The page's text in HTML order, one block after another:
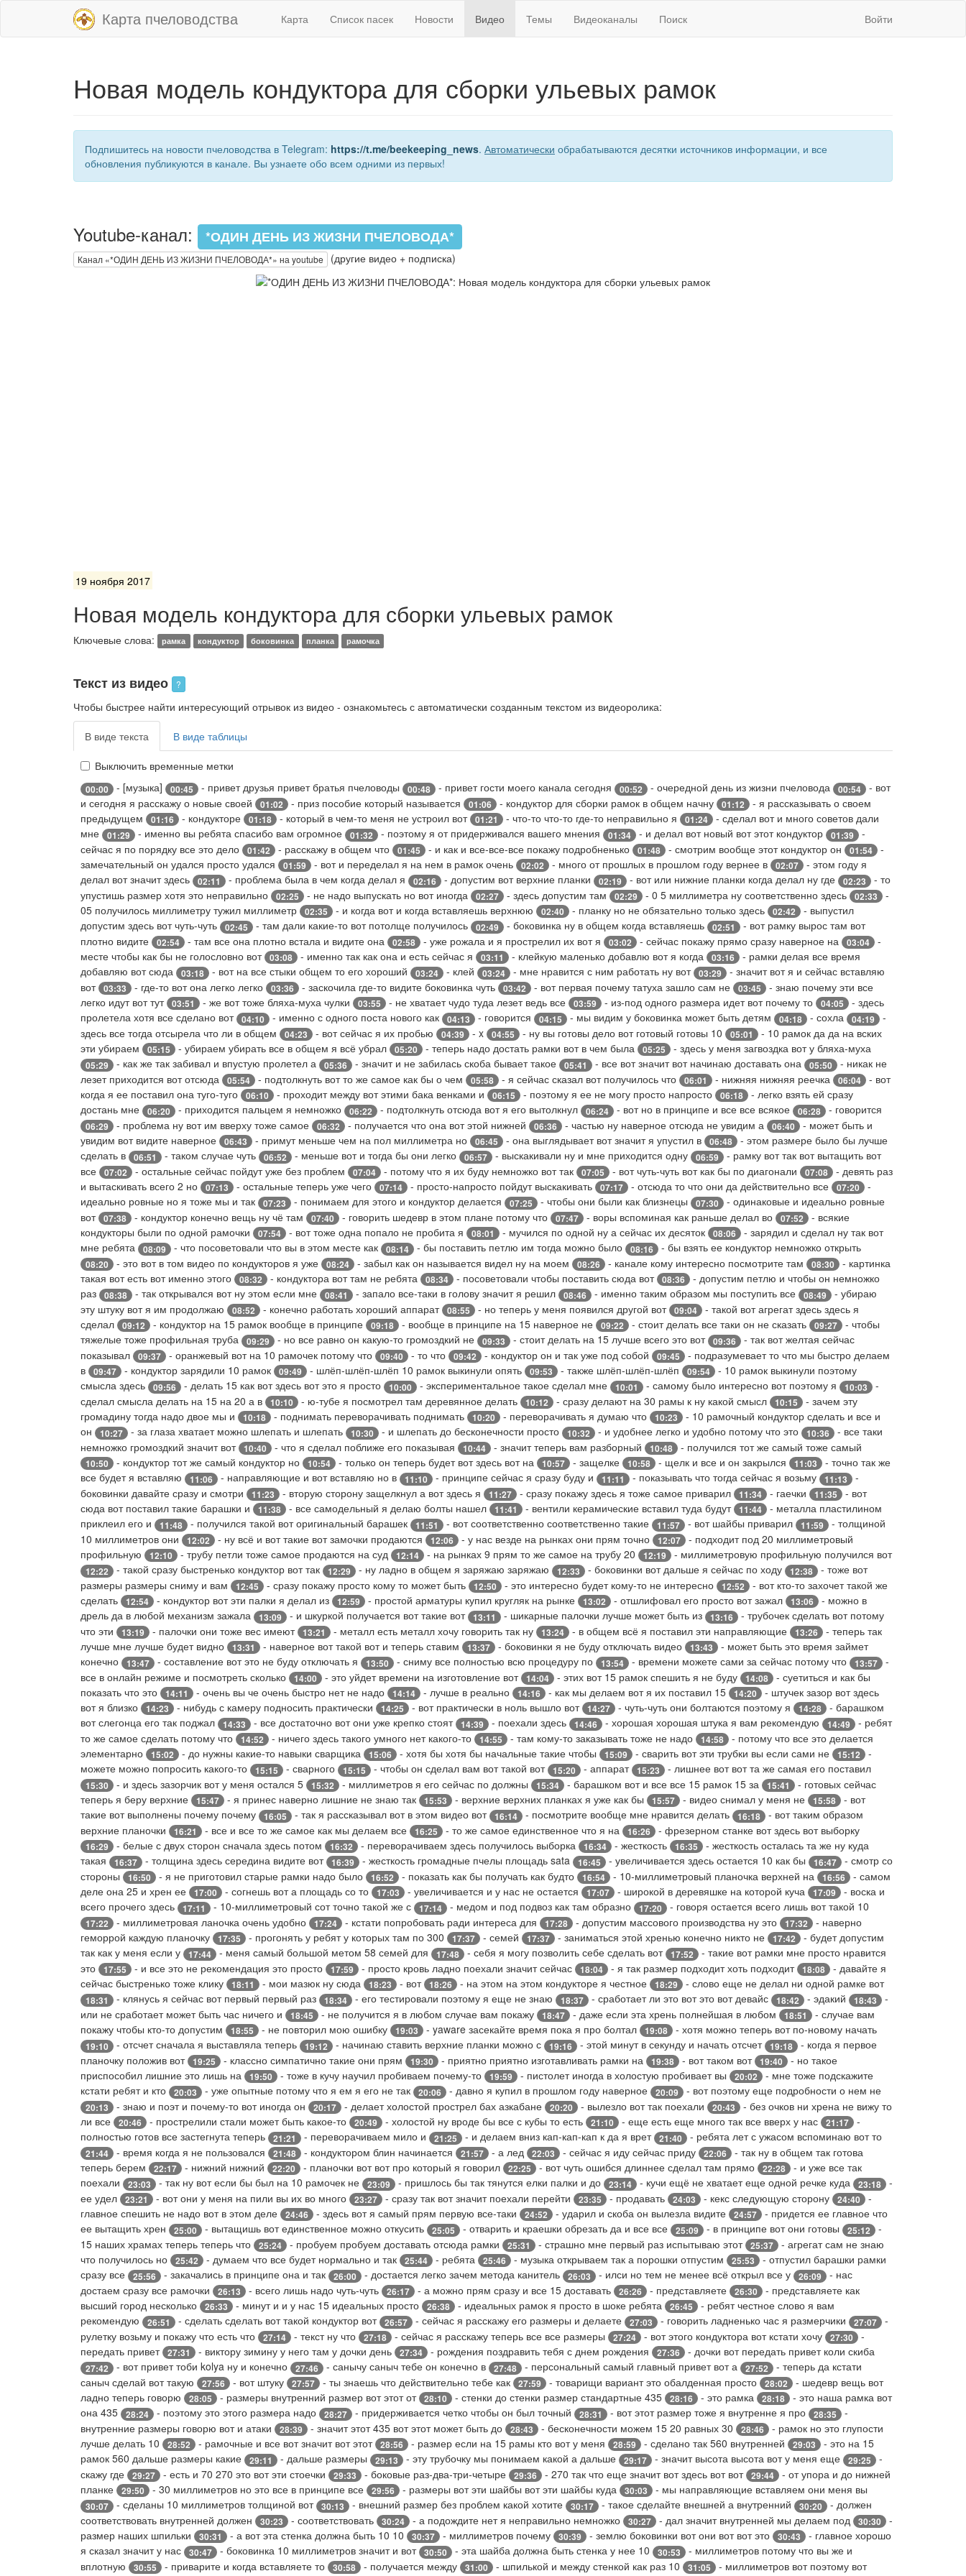
Карта пчеловодства Карта Список пасек Новости Видео Темы Видеоканалы Поиск Войти
Новая модель кондуктора для сборки ульевых рамок
Подпишитесь на новости пчеловодства в Telegram: https://t.me/beekeeping_news. Автоматически обрабатываются десятки источников информации, и все
обновления публикуются в канале. Вы узнаете обо всем одними из первых!
Youtube-канал: *ОДИН ДЕНЬ ИЗ ЖИЗНИ ПЧЕЛОВОДА*
Канал «*ОДИН ДЕНЬ ИЗ ЖИЗНИ ПЧЕЛОВОДА*» на youtube (другие видео + подписка)
19 ноября 2017
Новая модель кондуктора для сборки ульевых рамок
Ключевые слова: рамка кондуктор боковинка планка рамочка
Текст из видео ?
Чтобы быстрее найти интересующий отрывок из видео - ознакомьтесь с автоматически созданным текстом из видеоролика:
В виде текста В виде таблицы
Выключить временные метки
00:00 - [музыка] 00:45 - привет друзья привет братья пчеловоды 00:48 - привет гости моего канала сегодня 00:52 - очередной день из жизни пчеловода 00:54
- вот
и сегодня я расскажу о новые своей
01:02 - приз пособие который называется 01:06 - кондуктор для сборки рамок в общем начну 01:12
- я рассказывать о своем
предыдущем
01:16 - кондукторе 01:18 - который в чем-то меня не устроил вот 01:21 - что-то что-то где-то неправильно я 01:24
- сделал вот и много советов дали
мне
01:29 - именно вы ребята спасибо вам огромное 01:32 - поэтому я от придерживался вашего мнения 01:34 - и делал вот новый вот этот кондуктор 01:39
-
сейчас я по порядку все это дело
01:42 - расскажу в общем что 01:45 - и как и все-все-все покажу подробненько 01:48 - смотрим вообще этот кондуктор он 01:54
-
замечательный он удался просто удался
01:59 - вот и переделал я на нем в рамок очень 02:02 - много от прошлых в прошлом году вернее в 02:07
- этом году я
делал вот значит здесь
02:11 - проблема была в чем когда делал я 02:16 - допустим вот верхние планки 02:19 - вот или нижние планки когда делал ну где 02:23
- то
упустишь размер хотя это неправильно
02:25 - не надо выпускать но вот иногда 02:27 - здесь допустим там 02:29 - 0 5 миллиметра ну соответственно здесь 02:33
-
05 получилось миллиметру тужил миллиметр
02:35 - и когда вот и когда вставляешь верхнюю 02:40 - планку но не обязательно только здесь 02:42
- выпустил
допустим здесь вот чуть-чуть
02:45 - там дали какие-то вот потолще получилось 02:49 - боковинка ну в общем когда вставляешь 02:51
- вот рамку вырос там вот
плотно видите
02:54 - там все она плотно встала и видите она 02:58 - уже рожала и я прострелил их вот я 03:02 - сейчас покажу прямо сразу наверное на 03:04
-
месте чтобы как бы не голословно вот 03:08 - именно так как она и есть сейчас я 03:11 - клейкую маленько добавлю вот я когда 03:16
- рамки делая все время
добавляю вот сюда
03:18 - вот на все стыки общем то его хороший 03:24 - клей 03:24 - мне нравится с ним работать ну вот 03:29
- значит вот я и сейчас вставляю
вот 03:33 - где-то вот она легко легко 03:36 - заскочила где-то видите боковинка чуть 03:42 - вот первая почему татуха зашло сам не 03:45
- знаю почему эти все
легко идут вот тут 03:51 - же вот тоже бляха-муха чулки 03:55 - не хватает чудо туда лезет ведь все 03:59 - из-под одного размера идет вот почему то 04:05
- здесь
пролетела хотя все сделано вот 04:10 - именно с одного поста нового как 04:13 - говорится 04:15 - мы видим у боковинка может быть детям 04:18 - сохла 04:19
-
здесь все тогда отсырела что ли в общем
04:23 - вот сейчас я их пробью 04:39 - x 04:55 - ну вы готовы дело вот готовый готовы 10 05:01
- 10 рамок да да на вских
эти убираем
05:15 - убираем убирать все в общем я всё убрал 05:20 - теперь надо достать рамки вот в чем была 05:25 - здесь у меня загвоздка вот у бляха-муха
05:29 - как же так забивал и впустую пролетел а 05:36 - значит и не забилась скоба бывает такое 05:41 - все вот значит вот начинаю доставать она 05:50
- никак не
лезет приходится вот отсюда
05:54 - подтолкнуть вот то же самое как бы о чем 05:58 - я сейчас сказал вот получилось что 06:01 - нижняя нижняя реечка 06:04
- вот
когда я ее поставил она туго-туго
06:10 - проходит между вот этими бака венками и 06:15 - поэтому я ее не могу просто напросто 06:18
- легко взять ей сразу
достань мне
06:20 - приходится пальцем я немножко 06:22 - подтолкнуть отсюда вот я его вытолкнул 06:24 - вот но в принципе и все все всякое 06:28 - говорится
06:29 - проблема ну вот им вверху тоже самое 06:32 - получается что она вот этой нижней 06:36 - частью ну наверное отсюда не увидим а 06:40
- может быть и
увидим вот видите наверное
06:43 - примут меньше чем на пол миллиметра но 06:45 - она выглядывает вот значит я упустил в 06:48
- этом размере было бы лучше
сделать в
06:51 - таком случае чуть 06:52 - меньше вот и тогда бы они легко 06:57 - выскакивали ну и мне приходится одну 06:59
- рамку вот так вот вытащить вот
все
07:02 - остальные сейчас пойдут уже без проблем 07:04 - потому что я их буду немножко вот так 07:05 - вот чуть-чуть вот как бы по диагонали 07:08
- девять раз
и вытаскивать всего 2 но
07:13 - остальные теперь уже чего 07:14 - просто-напросто пойдут выскакивать 07:17 - отсюда то что они да действительно все 07:20
-
идеально ровные но я тоже мы и так
07:23 - понимаем для этого и кондуктор делается 07:25 - чтобы они были как близнецы 07:30
- одинаковые и идеально ровные
вот 07:38 - кондуктор конечно вещь ну чё там 07:40 - говорить шедевр в этом плане потому что 07:47 - воры вспоминая как раньше делал во 07:52
- всякие
кондукторы были по одной рамочки
07:54 - вот тоже одна попало не пробита я 08:01 - мучился по одной ну а сейчас их десяток 08:06
- зарядил и сделал ну так вот
мне ребята
08:09 - что посоветовали что вы в этом месте как 08:14 - бы поставить петлю им тогда можно было 08:16 - бы взять ее кондуктор немножко открыть
08:20 - это вот в том видео по кондукторов я уже 08:24 - забыл как он называется видел ну на моем 08:26 - канале кому интересно посмотрите там 08:30
- картинка
такая вот есть вот именно этого
08:32 - кондуктора вот там не ребята 08:34 - посоветовали чтобы поставить сюда вот 08:36
- допустим петлю и чтобы он немножко
раз
08:38 - так открывался вот ну этом если мне 08:41 - запало все-таки в голову значит я решил 08:46 - именно таким образом мы поступить все 08:49
- убираю
эту штуку вот я им продолжаю
08:52 - конечно работать хороший аппарат 08:55 - но теперь у меня появился другой вот 09:04
- такой вот агрегат здесь здесь я
сделал
09:12 - кондуктор на 15 рамок вообще в принципе 09:18 - вообще в принципе на 15 наверное не 09:22 - стоит делать все таки он не сказать 09:27
- чтобы
тяжелые тоже профильная труба
09:29 - но все равно он какую-то громоздкий не 09:33 - стоит делать на 15 лучше всего это вот 09:36
- так вот желтая сейчас
показывал
09:37 - оранжевый вот на 10 рамочек потому что 09:40 - то что 09:42 - кондуктор он и так уже под собой 09:45
- подразумевает то что мы быстро делаем
в
09:47 - кондуктор зарядили 10 рамок 09:49 - шлёп-шлёп-шлёп 10 рамок выкинули опять 09:53 - также шлёп-шлёп-шлёп 09:54
- 10 рамок выкинули поэтому
смысла здесь
09:56 - делать 15 как вот здесь вот это я просто 10:00 - экспериментальное такое сделал мне 10:01 - самому было интересно вот поэтому я 10:03
-
сделал смысла делать на 15 на 20 а в
10:10 - ю-тубе я посмотрел там деревянное делать 10:12 - сразу делают на 30 рамы к ну какой смысл 10:15
- зачем эту
громадину тогда надо двое мы и
10:18 - поднимать переворачивать поднимать 10:20 - переворачивать я думаю что 10:23
- 10 рамочный кондуктор сделать и все и
он
10:27 - за глаза хватает можно шлепать и шлепать 10:30 - и шлепать до бесконечности просто 10:32 - и удобнее легко и удобно потому что это 10:36
- все таки
немножко громоздкий значит вот 10:40 - что я сделал поближе его показывая 10:44 - значит теперь вам разборный 10:48 - получился тот же самый тоже самый
10:50 - кондуктор тот же самый кондуктор но 10:54 - только он теперь будет вот здесь вот на 10:57 - защелке 10:58 - щелк и все и он закрылся 11:03
- точно так же
все будет я вставляю
11:06 - направляющие и вот вставляю но в 11:10 - принципе сейчас я сразу буду и 11:11 - показывать что тогда сейчас я возьму 11:13
-
боковинки давайте сразу и смотри
11:23 - вторую сторону защелкнул а вот здесь я 11:27 - сразу покажу здесь я тоже самое приварил 11:34 - гаечки 11:35
- вот
сюда вот поставил такие барашки и
11:38 - все самодельный я делаю болты нашел 11:41 - вентили керамические вставил туда будут 11:44
- металла пластилином
приклеил его и
11:48 - получился такой вот оригинальный барашек 11:51 - вот соответственно соответственно такие 11:57 - вот шайбы приварил 11:59
- толщиной
10 миллиметров они
12:02 - ну всё и вот такие вот замочки продаются 12:06 - у нас везде на рынках они прям точно 12:07
- подходит под 20 миллиметровый
профильную
12:10 - трубу петли тоже самое продаются на суд 12:14 - на рынках 9 прям то же самое на трубу 20 12:19 - миллиметровую профильную получился вот
12:22 - такой сразу быстренько кондуктор вот так 12:29 - ну ладно в общем я заряжаю заряжаю 12:33 - боковинки вот дальше я сейчас по ходу 12:38
- тоже вот
размеры размеры сниму и вам
12:45 - сразу покажу просто кому то может быть 12:50 - это интересно будет кому-то не интересно 12:52
- вот кто-то захочет такой же
сделать
12:54 - кондуктор вот эти палки я делал из 12:59 - простой арматуры купил кругляк на рынке 13:02 - отшлифовал его просто вот зажал 13:06
- можно в
дрель да в любой механизм зажала
13:09 - и шкуркой получается вот такие вот 13:11 - шикарные палочки лучше может быть из 13:16
- трубочек сделать вот потому
что эти
13:19 - палочки они тоже вес имеют 13:21 - металл есть металл хочу говорить так ну 13:24 - в общем всё я поставил эти направляющие 13:26
- теперь так
лучше мне лучше будет видно
13:31 - наверное вот такой вот и теперь ставим 13:37 - боковинки я не буду отключать видео 13:43
- может быть это время займет
конечно
13:47 - составление вот это не буду отключать я 13:50 - сниму все полностью всю процедуру по 13:54 - времени можете сами за сейчас потому что 13:57
-
все в онлайн режиме и посмотреть сколько
14:00 - это уйдет времени на изготовление вот 14:04 - этих вот 15 рамок спешить я не буду 14:08
- суетиться и как бы
показать что это
14:11 - очень вы че очень быстро нет не надо 14:14 - лучше в реально 14:16 - как мы делаем вот я их поставил 15 14:20
- штучек зазор вот здесь
вот я близко
14:23 - нибудь с камеру подносить практически 14:25 - вот практически в ноль вышло вот 14:27 - чуть-чуть они болтаются поэтому я 14:28
- барашком
вот слегонца его так поджал
14:33 - все достаточно вот они уже крепко стоят 14:39 - поехали здесь 14:46 - хорошая хорошая штука я вам рекомендую 14:49
- ребят
то же самое сделать потому что
14:52 - ничего здесь такого умного нет какого-то 14:55 - там кому-то заказывать тоже не надо 14:58
- потому что все это делается
элементарно
15:02 - до нужны какие-то навыки сварщика 15:06 - хотя бы хотя бы начальные такие чтобы 15:09 - сварить вот эти трубки вы если сами не 15:12
-
можете можно попросить какого-то
15:15 - сварного 15:15 - чтобы он сделал вам вот такой вот 15:20 - аппарат 15:23 - лишнее вот вот та же самая его поставил
15:30 - и здесь зазорчик вот у меня остался 5 15:32 - миллиметров я его сейчас по должны 15:34 - барашком вот и все все 15 рамок 15 за 15:41
- готовых сейчас
теперь я беру верхние
15:47 - я принес наверно лишние не знаю так 15:53 - верхние верхних планках я уже как бы 15:57 - видео снимал у меня не 15:58
- вот
такие вот выполнены почему почему
16:05 - так я рассказывал вот в этом видео вот 16:14 - посмотрите вообще мне нравится делать 16:18
- вот таким образом
верхние планочки
16:21 - все и все то же самое как мы делаем все 16:25 - то же самое единственное что я на 16:26 - фрезерном станке вот здесь вот выборку
16:29 - белые с двух сторон сначала здесь потом 16:32 - переворачиваем здесь получилось выборка 16:34 - жесткость 16:35
- жесткость осталась та же ну куда
такая
16:37 - толщина здесь середина видите вот 16:39 - жесткость громадные пчелы площадь sata 16:45 - увеличивается здесь остается 10 как бы 16:47
- смотр со
стороны
16:50 - я не приготовил старые рамки надо было 16:52 - показать как бы получать как будто 16:54 - 10-миллиметровый планочка верхней на 16:56
- самом
деле она 25 и хрен ее
17:00 - согнешь вот а площадь со то 17:03 - увеличивается и у нас не остается 17:07 - широкой в деревяшке на которой куча 17:09
- воска и
всего прочего здесь
17:11 - 10-миллиметровый сот точно такой же с 17:14 - медом и под подвоз как там образно 17:20 - говоря остается всего лишь вот такой 10
17:22 - миллиметровая ланочка очень удобно 17:24 - кстати попробовать ради интереса для 17:28 - допустим массового производства ну это 17:32
- наверно
геморрой каждую планочку
17:35 - прогонять у ребят у которых там по 300 17:37 - семей 17:37 - заниматься этой хренью конечно никто не 17:42
- будет допустим
так как у меня если у
17:44 - меня самый большой метом 58 семей для 17:48 - себя я могу позволить себе сделать вот 17:52
- такие вот рамки мне просто нравится
это
17:55 - и все это не рекомендация это просто 17:59 - просто кровь ладно поехали значит сейчас 18:04 - я так размер подходит хоть подходит 18:08
- давайте я
сейчас быстренько тоже клику
18:11 - мои мазюк ну сюда 18:23 - вот 18:26 - на этом на этом кондукторе я честное 18:29 - слово еще не делал ни одной рамке вот
18:31 - клянусь я сейчас вот первый первый раз 18:34 - его тестировали поэтому я еще не знаю 18:37 - сработает ли это вот это вот девайс 18:42 - эдакий 18:43
-
или не сработает может быть час ничего и
18:45 - не получится я в любом случае вам покажу 18:47 - даже если эта хрень полнейшая в любом 18:51
- случае вам
покажу чтобы кто-то допустим
18:55 - не повторил мою ошибку 19:03 - yaware засекайте время пока я про болтал 19:08 - хотя можно теперь вот по-новому начать
19:10 - отсчет сначала я выставляла теперь 19:12 - начинаю ставить верхние планки можно с 19:16 - этой минут в секунду и начать отсчет 19:18
- когда я первое
планочку положив вот 19:25 - классно симпатично такие они прям 19:30 - приятно приятно изготавливать рамки на 19:38 - вот таком вот 19:40
- но такое
приспособил лишние это лишь на
19:50 - тоже в кучу научил пробиваем почему-то 19:59 - пистолет иногда в холостую пробивает вы 20:02
- мне тоже подскажите
кстати ребят и кто
20:03 - уже опытные потому что я ем я его не так 20:06 - давно я купил в прошлом году наверное 20:09 - вот поэтому еще подробности о нем не
20:13 - знаю и поэт и почему-то вот иногда он 20:17 - делает холостой прострел бах азкабане 20:20 - вылезло вот так поехали 20:43
- без очков ни хрена не вижу то
ли все
20:46 - прострелили стали может быть какое-то 20:49 - холостой ну вроде бы все с кубы то есть 21:10 - еще есть еще много так все вверх у нас 21:17
-
полностью готов все застегнута теперь
21:21 - переворачиваем мило и 21:25 - и делаем вниз кап-кап-кап к да я врет 21:40 - ребята лет с ужасом вспоминаю вот то
21:44 - время когда я не пользовался 21:48 - кондуктором блин начинается 21:57 - а лед 22:03 - сейчас я иду сейчас приду 22:06
- так ну в общем так готова
теперь берем
22:17 - нижний нижний 22:20 - планочки вот вот про который я говорил 22:25 - вот чуть ошибся длиннее сделал там прямо 22:28
- и уже все так
поехали
23:03 - так ну вот если бы был на 10 рамочек не 23:09 - пришлось бы так тянутся елки палки и до 23:14 - кучи ещё не хватает еще одной речке куда 23:18
-
ее удел
23:21 - вот они у меня на пили вы их во много 23:27 - сразу так вот значит поехали перейти 23:35 - продавать 24:03 - кекс следующую сторону 24:40
-
главное спешить не надо вот в этом деле
24:46 - здесь вот я самый прям первую все-таки 24:52 - ударил и скоба он вылезла видите 24:57
- придется ее главное что
ее вытащить хрен
25:00 - вытащишь вот единственное можно откусить 25:05 - отварить и краешки обрезать да и все все 25:09 - в принципе вот они готовы 25:12
-
15 наших храмах теперь теперь что
25:24 - пробуем пробуем доставать отсюда рамки 25:31 - страшно мне первый раз испытываю этот 25:37
- агрегат сам не знаю
что получилось но
25:42 - думаем что все будет нормально и так 25:44 - ребята 25:46 - музыка открываем так а порошки отпустим 25:53
- отпустил барашки рамки
сразу все
25:56 - закачались в принципе она и так 26:00 - достается легко зачем метода канитель 26:03 - илси но тем не менее всё открыл все у 26:09
- нас
достаем сразу все рамочки
26:13 - всего лишь надо чуть-чуть 26:17 - а можно прям сразу и все 15 доставать 26:26 - представляете 26:30
- представляете как
высший город несколько
26:33 - минут и и у нас 15 идеальных просто 26:38 - идеальных рамок я просто в шоке ребята 26:45
- ребят честное слово я вам
рекомендую
26:51 - сделать сделать вот такой кондуктор вот 26:57 - сейчас я расскажу его размеры и делаете 27:03 - говорить ладненько час я размерчики 27:07
-
рулетку возьму и покажу что есть что
27:14 - текст ну что 27:18 - сейчас я расскажу теперь все все размеры 27:24 - вот этого кондуктора вот кстати хочу 27:30
-
передать привет 27:31 - виктору зимину у него там у дочки день 27:34 - рождения поздравить тебя с днем рождения 27:36 - дочки вот передать привет коли скиба
27:42 - вот привет тоби kolya ну и конечно 27:46 - санычу саныч тебе он конечно в 27:48 - персональный самый главный привет вот а 27:52
- теперь да кстати
саныч сделай вот такую
27:56 - вот штуку 27:57 - ты знаешь что действительно тебе как 27:59 - товарищи вариант это обалденная просто 28:02
- шедевр вещь вот
ладно теперь говорю
28:05 - размеры внутренний размер вот этот от 28:10 - стенки до стенки размер стандартные 435 28:16 - это рамка 28:18
- это наша рамка вот
она 435
28:24 - поэтому это этого размера надо 28:27 - придерживается четко чтобы он был точный 28:31 - вот этот размер тоже я внутренне я про 28:35
-
внутренние размеры говорю вот и атаки
28:39 - значит этот 435 вот этот может быть до 28:43 - бесконечности можем 15 20 равных 30 28:46
- рамок но это глупости
лучше делать 10
28:52 - рамочные и все вот значит вот этот 28:56 - размер если на 15 рамы кто вот у меня 28:59 - сделано так 560 внутренней 29:03
- это на 15
рамок 560 дальше размеры какие
29:11 - дальше размеры 29:13 - эту трубочку мы понимаем какой а дальше 29:17 - значит высота высота вот у меня еще 29:25
-
скажу где
29:27 - есть и 70 270 это вот эти стоечки 29:33 - боковые раз-два-три-четыре 29:36 - 270 так что еще значит вот здесь вот вот 29:44
- от упора и до нижней
планке
29:50 - 30 миллиметров но это все в принципе все 29:56 - размеры вот эти шайбы вот эти шайбы куда 30:03 - мы направляющие вставляем они меня вы
30:07 - сделаны 10 миллиметров толщиной вот 30:13 - внешний размер без проблем какой хотите 30:17 - такое сделайте внешней а внутренний 30:20
- должен
соответствовать внутренней должен
30:23 - соответствовать 30:24 - а подождите нет я неправильно немножко 30:27 - дал значит внутренней мы делаем под 30:30
-
размер наших шпильки
30:31 - а вот эта стенка должна быть 10 10 30:37 - миллиметров почему 30:39 - землю боковинки вот они вот вот это 30:43
- главное хорошо
я сказал значит у нас
30:47 - боковинка 10 миллиметров значит и вот 30:50 - эта шайба должна быть стенка у нее 10 30:53
- миллиметров потому что вы же и
вплотную
30:55 - приварите и когда вставляете то 30:58 - получается между 31:00 - шпилькой и между стенкой как раз 10 31:05
- миллиметров вот поэтому вот